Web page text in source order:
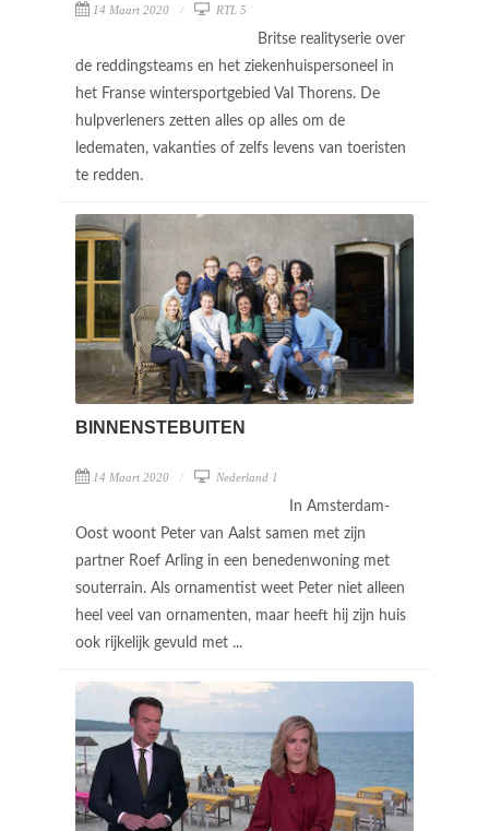
14 Maart 2020 RTL 5
Britse realityserie over
de reddingsteams en het ziekenhuispersoneel in
het Franse wintersportgebied Val Thorens. De
hulpverleners zetten alles op alles om de
ledematen, vakanties of zelfs levens van toeristen
te redden.
BINNENSTEBUITEN
14 Maart 2020 Nederland 1
In Amsterdam-
Oost woont Peter van Aalst samen met zijn
partner Roef Arling in een benedenwoning met
souterrain. Als ornamentist weet Peter niet alleen
heel veel van ornamenten, maar heeft hij zijn huis
ook rijkelijk gevuld met ...